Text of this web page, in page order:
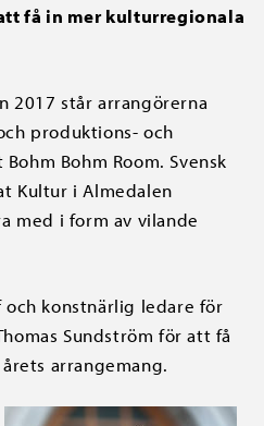
få in mer kulturregionala
2017 står arrangörerna
produktions- och
Bohm Room. Svensk
Kultur i Almedalen
med i form av vilande
konstnärlig ledare för
Sundström för att få
arrangemang.